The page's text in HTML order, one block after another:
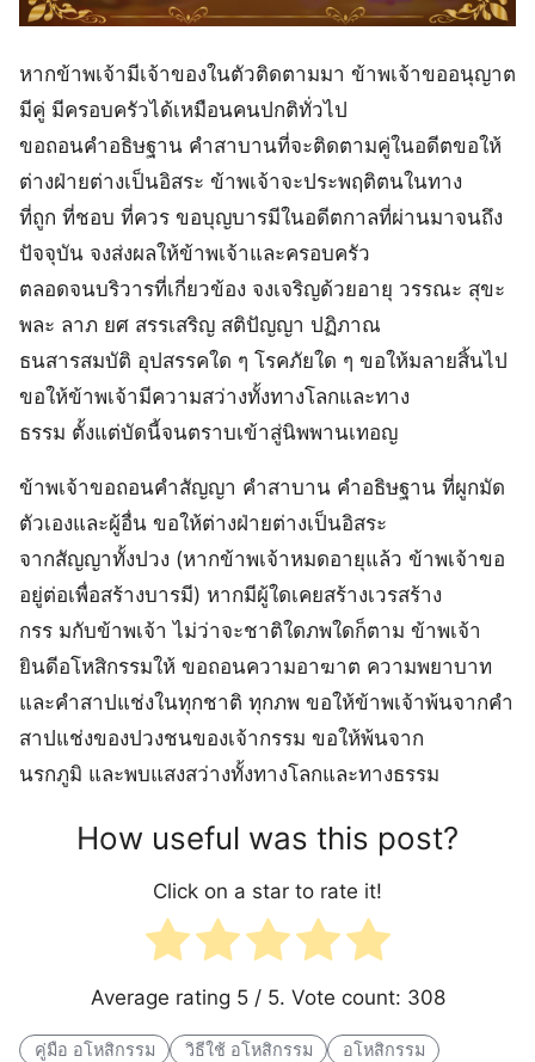
หากข้าพเจ้ามีเจ้าของในตัวติดตามมา ข้าพเจ้าขออนุญาต
มีคู่ มีครอบครัวได้เหมือนคนปกติทั่วไป
ขอถอนคำอธิษฐาน คำสาบานที่จะติดตามคู่ในอดีตขอให้
ต่างฝ่ายต่างเป็นอิสระ ข้าพเจ้าจะประพฤติตนในทาง
ที่ถูก ที่ชอบ ที่ควร ขอบุญบารมีในอดีตกาลที่ผ่านมาจนถึง
ปัจจุบัน จงส่งผลให้ข้าพเจ้าและครอบครัว
ตลอดจนบริวารที่เกี่ยวข้อง จงเจริญด้วยอายุ วรรณะ สุขะ
พละ ลาภ ยศ สรรเสริญ สติปัญญา ปฏิภาณ
ธนสารสมบัติ อุปสรรคใด ๆ โรคภัยใด ๆ ขอให้มลายสิ้นไป
ขอให้ข้าพเจ้ามีความสว่างทั้งทางโลกและทาง
ธรรม ตั้งแต่บัดนี้จนตราบเข้าสู่นิพพานเทอญ
ข้าพเจ้าขอถอนคำสัญญา คำสาบาน คำอธิษฐาน ที่ผูกมัด
ตัวเองและผู้อื่น ขอให้ต่างฝ่ายต่างเป็นอิสระ
จากสัญญาทั้งปวง (หากข้าพเจ้าหมดอายุแล้ว ข้าพเจ้าขอ
อยู่ต่อเพื่อสร้างบารมี) หากมีผู้ใดเคยสร้างเวรสร้าง
กรร มกับข้าพเจ้า ไม่ว่าจะชาติใดภพใดก็ตาม ข้าพเจ้า
ยินดีอโหสิกรรมให้ ขอถอนความอาฆาต ความพยาบาท
และคำสาปแช่งในทุกชาติ ทุกภพ ขอให้ข้าพเจ้าพ้นจากคำ
สาปแช่งของปวงชนของเจ้ากรรม ขอให้พ้นจาก
นรกภูมิ และพบแสงสว่างทั้งทางโลกและทางธรรม
How useful was this post?
Click on a star to rate it!
Average rating 5/ 5. Vote count: 308
คู่มือ อโหสิกรรม วิธีใช้ อโหสิกรรม
อโหสิกรรม